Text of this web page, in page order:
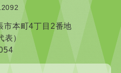
本町4丁目2番地
）